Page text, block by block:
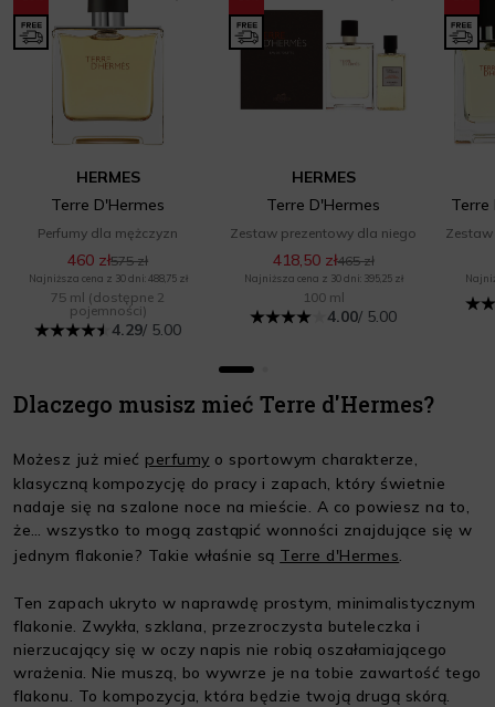
HERMES
Terre D'Hermes
Perfumy dla mężczyzn
460 zł575 zł
Najniższa cena z 30 dni: 488,75 zł
75 ml (dostępne 2
pojemności)
4.29/ 5.00
HERMES
Terre D'Hermes
Zestaw prezentowy dla niego
418,50 zł465 zł
Najniższa cena z 30 dni: 395,25 zł
100 ml
4.00/ 5.00
Terre
Dlaczego musisz mieć Terre d'Hermes?
Możesz już mieć perfumy o sportowym charakterze,
klasyczną kompozycję do pracy i zapach, który świetnie
nadaje się na szalone noce na mieście. A co powiesz na to,
że… wszystko to mogą zastąpić wonności znajdujące się w
jednym flakonie? Takie właśnie są Terre d'Hermes
Ten zapach ukryto w naprawdę prostym, minimalistycznym
flakonie. Zwykła, szklana, przezroczysta buteleczka i
nierzucający się w oczy napis nie robią oszałamiającego
wrażenia. Nie muszą, bo wywrze je na tobie zawartość tego
flakonu. To kompozycja, która będzie twoją drugą skórą.